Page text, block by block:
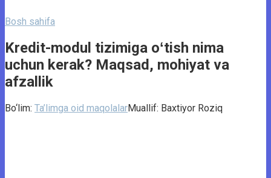
Bosh sahifa
Kredit-modul tizimiga oʻtish nima
uchun kerak? Maqsad, mohiyat va
afzallik
Bo‘lim: Ta’limga oid maqolalarMuallif: Baxtiyor Roziq